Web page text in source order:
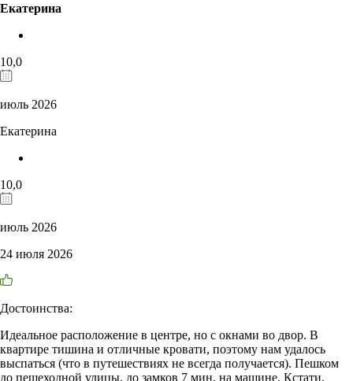
Екатерина
10,0
июль 2026
Екатерина
10,0
июль 2026
24 июля 2026
Достоинства:
Идеальное расположение в центре, но с окнами во двор. В
квартире тишина и отличные кровати, поэтому нам удалось
выспаться (что в путешествиях не всегда получается). Пешком
до пешеходной улицы, до замков 7 мин. на машине. Кстати,